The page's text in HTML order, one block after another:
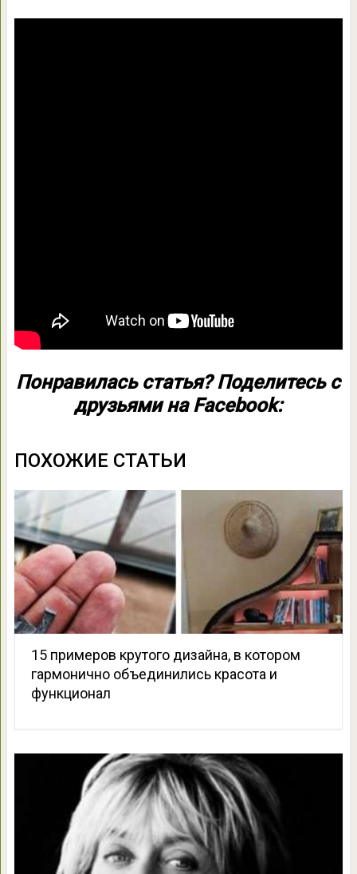
Понравилась статья? Поделитесь с
друзьями на Facebook:
ПОХОЖИЕ СТАТЬИ
15 примеров крутого дизайна, в котором
гармонично объединились красота и
функционал